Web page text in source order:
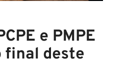
e PMPE
final deste